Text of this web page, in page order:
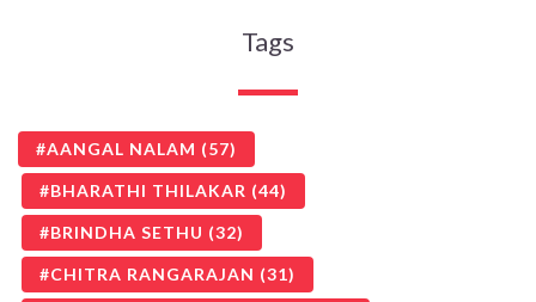
Tags
AANGAL NALAM (57)
BHARATHI THILAKAR (44)
BRINDHA SETHU (32)
CHITRA RANGARAJAN (31)